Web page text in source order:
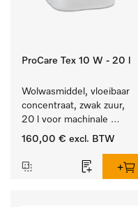
ProCare Tex 10 W - 20 l
Wolwasmiddel, vloeibaar
concentraat, zwak zuur,
20 l voor machinale
reiniging van wol.
160,00 € excl. BTW